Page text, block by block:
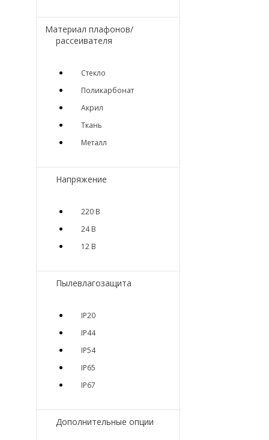
Материал плафонов/
рассеивателя
Стекло
Поликарбонат
Акрил
Ткань
Металл
Напряжение
220 В
24 В
12 В
Пылевлагозащита
IP20
IP44
IP54
IP65
IP67
Дополнительные опции